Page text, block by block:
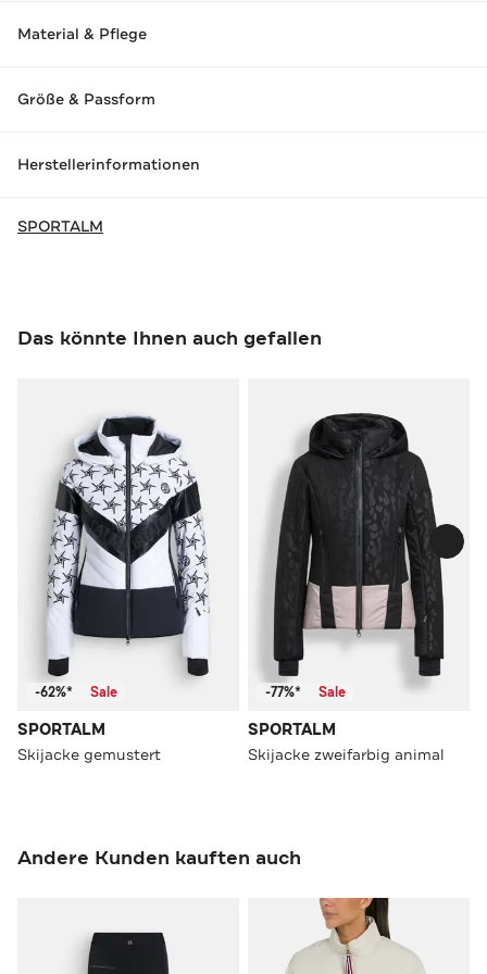
Material & Pflege
Größe & Passform
Herstellerinformationen
SPORTALM
Das könnte Ihnen auch gefallen
-62%* Sale
SPORTALM
Skijacke gemustert
-77%* Sale
SPORTALM
Skijacke zweifarbig animal
Andere Kunden kauften auch